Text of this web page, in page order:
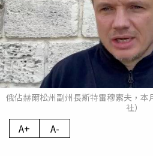
俄佔赫爾松州副州長斯特雷穆索夫，
社）
A+ A-